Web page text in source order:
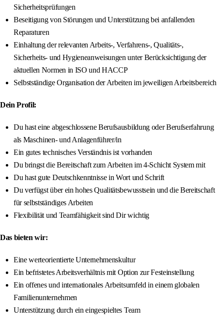
Sicherheitsprüfungen
Beseitigung von Störungen und Unterstützung bei anfallenden
Reparaturen
Einhaltung der relevanten Arbeits-, Verfahrens-, Qualitäts-,
Sicherheits- und Hygieneanweisungen unter Berücksichtigung der
aktuellen Normen in ISO und HACCP
Selbstständige Organisation der Arbeiten im jeweiligen Arbeitsbereich
Dein Profil:
Du hast eine abgeschlossene Berufsausbildung oder Berufserfahrung
als Maschinen- und Anlagenführer/in
Ein gutes technisches Verständnis ist vorhanden
Du bringst die Bereitschaft zum Arbeiten im 4-Schicht System mit
Du hast gute Deutschkenntnisse in Wort und Schrift
Du verfügst über ein hohes Qualitätsbewusstsein und die Bereitschaft
für selbstständiges Arbeiten
Flexibilität und Teamfähigkeit sind Dir wichtig
Das bieten wir:
Eine werteorientierte Unternehmenskultur
Ein befristetes Arbeitsverhältnis mit Option zur Festeinstellung
Ein offenes und internationales Arbeitsumfeld in einem globalen
Familienunternehmen
Unterstützung durch ein eingespieltes Team